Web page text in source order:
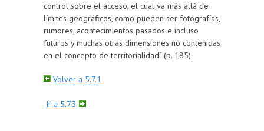
control sobre el acceso, el cual va más allá de
límites geográficos, como pueden ser fotografías,
rumores, acontecimientos pasados e incluso
futuros y muchas otras dimensiones no contenidas
en el concepto de territorialidad” (p. 185).
Volver a 5.7.1
Ir a 5.7.3